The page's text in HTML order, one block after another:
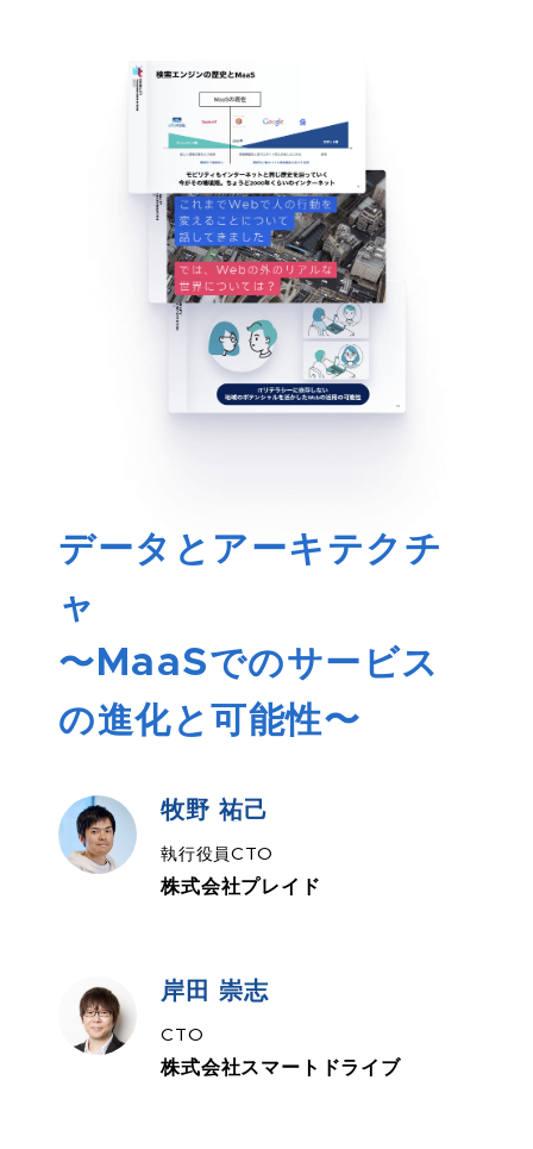
データとアーキテクチ
ャ
〜MaaSでのサービス
の進化と可能性〜
牧野 祐己
執行役員CTO
株式会社プレイド
岸田 崇志
CTO
株式会社スマートドライブ